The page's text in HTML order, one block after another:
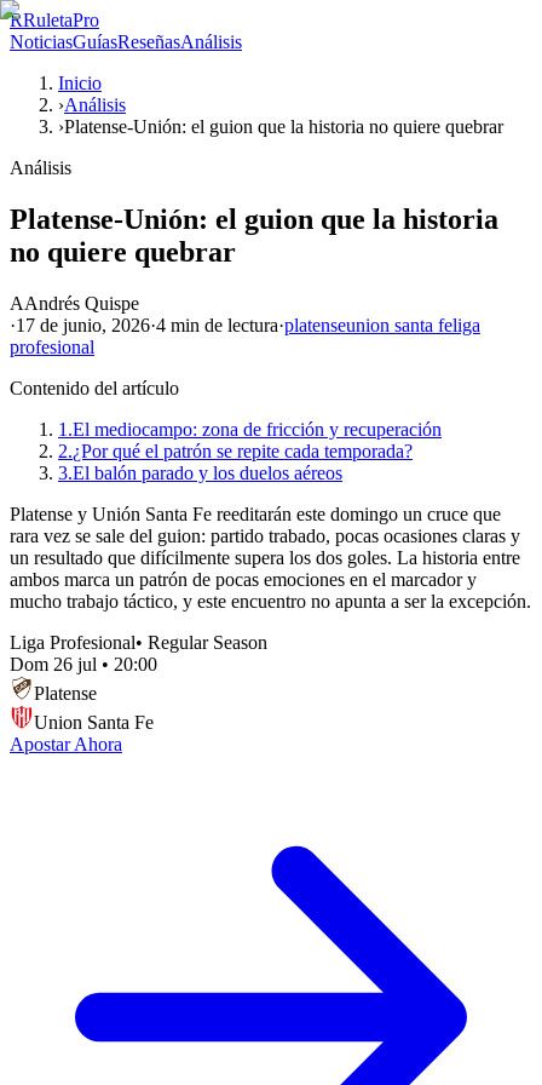
RRuletaPro
NoticiasGuíasReseñasAnálisis
Inicio
›Análisis
›Platense-Unión: el guion que la historia no quiere quebrar
Análisis
Platense-Unión: el guion que la historia
no quiere quebrar
AAndrés Quispe
·17 de junio, 2026·4 min de lectura·platenseunion santa feliga
profesional
Contenido del artículo
1.El mediocampo: zona de fricción y recuperación
2.¿Por qué el patrón se repite cada temporada?
3.El balón parado y los duelos aéreos
Platense y Unión Santa Fe reeditarán este domingo un cruce que
rara vez se sale del guion: partido trabado, pocas ocasiones claras y
un resultado que difícilmente supera los dos goles. La historia entre
ambos marca un patrón de pocas emociones en el marcador y
mucho trabajo táctico, y este encuentro no apunta a ser la excepción.
Liga Profesional• Regular Season
Dom 26 jul • 20:00
Platense
Union Santa Fe
Apostar Ahora